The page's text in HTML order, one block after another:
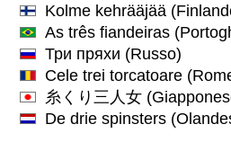
Kolme kehrääjää
As três fiandeiras
Три пряхи (Russo)
Cele trei torcatoare
糸くり三人女
De drie spinsters